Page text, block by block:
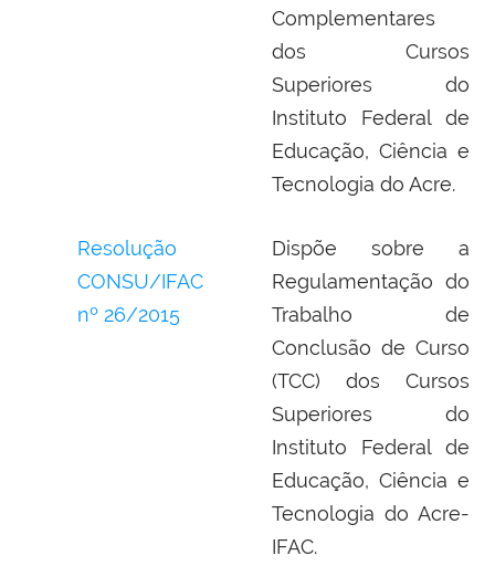
Complementares
dos Cursos
Superiores do
Instituto Federal de
Educação, Ciência e
Tecnologia do Acre.
Resolução
CONSU/IFAC
nº 26/2015
Dispõe sobre a
Regulamentação do
Trabalho de
Conclusão de Curso
(TCC) dos Cursos
Superiores do
Instituto Federal de
Educação, Ciência e
Tecnologia do Acre-
IFAC.